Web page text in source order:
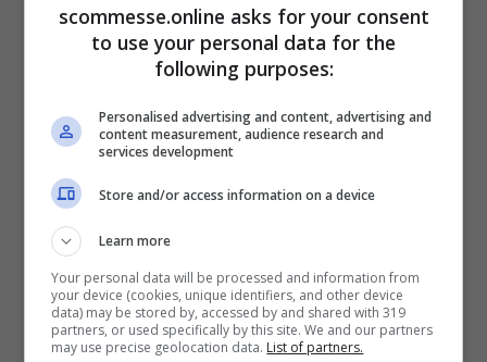
Il commentatore televisivo che giocava
negli anni Settanta, ha detto la sua sulla
decisione del giovanissimo tennista:
Sinner ha fatto benissimo, stanno
massacrando il tennis. È incredibile
proporre partite di tennis a queste ore.
Capisco Sinner. Come avrebbe fatto a
scommesse.online asks for your consent
to use your personal data for the
following purposes:
Personalised advertising and content, advertising and
content measurement, audience research and
services development
Store and/or access information on a device
Learn more
Your personal data will be processed and information from
your device (cookies, unique identifiers, and other device
data) may be stored by, accessed by and shared with 319
partners, or used specifically by this site. We and our partners
may use precise geolocation data. List of partners.